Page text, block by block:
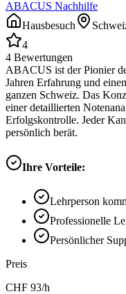
ABACUS Nachhilfe
Hausbesuch
4
4 Bewertungen
ABACUS ist der Pionier
Jahren Erfahrung und
ganzen Schweiz. Das
einer detaillierten
Erfolgskontrolle. Jeder
persönlich berät.
Ihre Vorteile:
Lehrperson
Professionelle
Persönlicher
Preis
CHF 93/h